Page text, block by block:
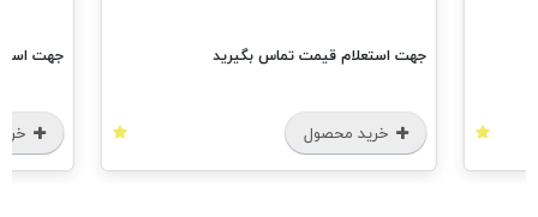
جهت استعلام قیمت تماس بگیرید
خرید محصول
جهت